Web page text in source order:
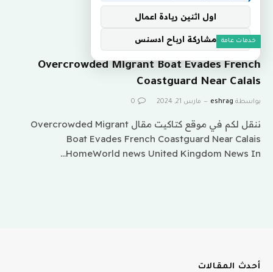
خدمات عامة
Overcrowded Migrant Boat Evades French
Coastguard Near Calais
بواسطة eshrag مارس 21, 2024 0
ننقل لكم في موقع كتاكيت مقال Overcrowded Migrant
Boat Evades French Coastguard Near Calais
HomeWorld news United Kingdom News In…
أحدث المقالات
اول اثنين ريادة اعمال
مشاركة ارباح ادسنس